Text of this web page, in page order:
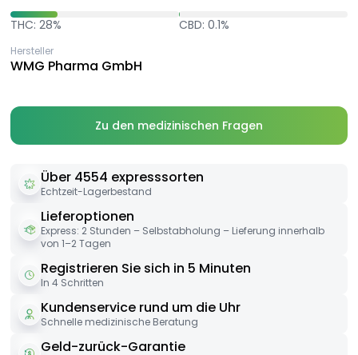
THC: 28% CBD: 0.1%
Hersteller
WMG Pharma GmbH
Zu den medizinischen Fragen
Über 4554 expresssorten
Echtzeit-Lagerbestand
Lieferoptionen
Express: 2 Stunden – Selbstabholung – Lieferung innerhalb
von 1–2 Tagen
Registrieren Sie sich in 5 Minuten
In 4 Schritten
Kundenservice rund um die Uhr
Schnelle medizinische Beratung
Geld-zurück-Garantie